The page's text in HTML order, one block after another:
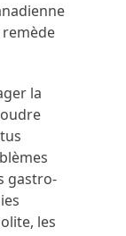
remède
la
gastro-
les